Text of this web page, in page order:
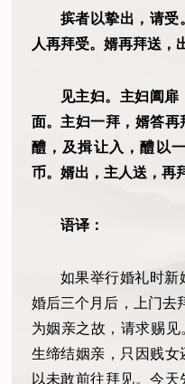
摈者以挚出，请受
人再拜受。婿再拜送，
见主妇。主妇阖
面。主妇一拜，婿答
醴，及揖让入，醴以
币。婿出，主人送，再
语译：
如果举行婚礼时新
婚后三个月后，上门去
为姻亲之故，请求赐
生缔结姻亲，只因贱
以未敢前往拜见。今天